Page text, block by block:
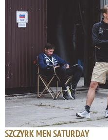
SZCZYRK MEN SATURDAY